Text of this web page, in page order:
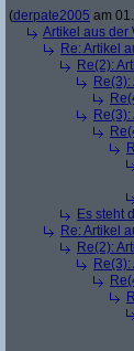
(derpate2005 am
Artikel aus der
Re: Artikel
Re(2):
Es steht
Re: Artikel
Re(2):